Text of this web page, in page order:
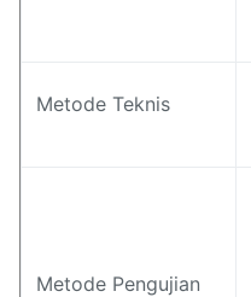
Metode Teknis
Metode Pengujian